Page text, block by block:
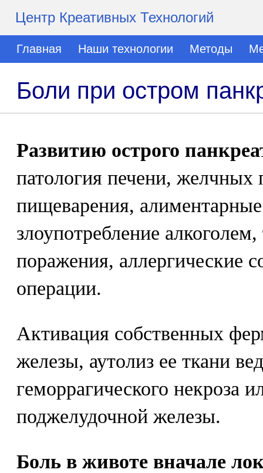
Центр Креативных Технологий
Главная Наши технологии Методы
Боли при остром
Развитию острого
патология печени, желчных
пищеварения,
злоупотребление
поражения, аллергические
операции.
Активация собственных
железы, аутолиз ее ткани
геморрагического некроза
поджелудочной железы.
Боль в животе вначале